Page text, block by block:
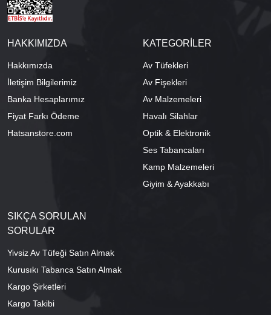
HAKKIMIZDA
Hakkımızda
İletişim Bilgilerimiz
Banka Hesaplarımız
Fiyat Farkı Ödeme
Hatsanstore.com
KATEGORİLER
Av Tüfekleri
Av Fişekleri
Av Malzemeleri
Havalı Silahlar
Optik & Elektronik
Ses Tabancaları
Kamp Malzemeleri
Giyim & Ayakkabı
SIKÇA SORULAN
SORULAR
Yivsiz Av Tüfeği Satın Almak
Kurusıkı Tabanca Satın Almak
Kargo Şirketleri
Kargo Takibi